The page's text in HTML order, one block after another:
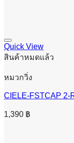
Quick View
สินค้าหมดแล้ว
หมวกวิ่ง
CIELE-FSTCAP 2-
1,390 ฿